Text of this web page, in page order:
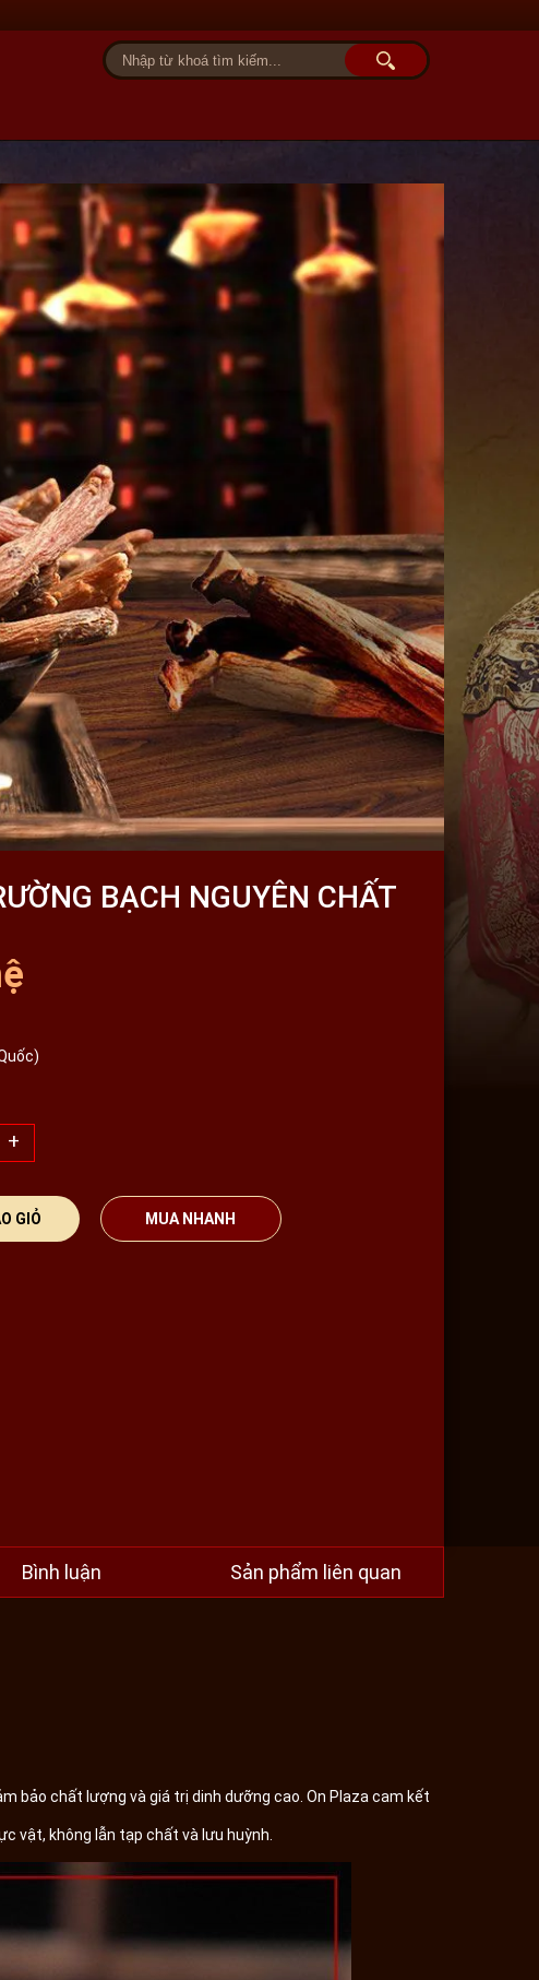
BẠCH NGUYÊN CHẤT
+
GIỎ MUA NHANH
Bình luận Sản phẩm liên quan
bảo chất lượng và giá trị dinh dưỡng cao. On Plaza cam kết
vật, không lẫn tạp chất và lưu huỳnh.